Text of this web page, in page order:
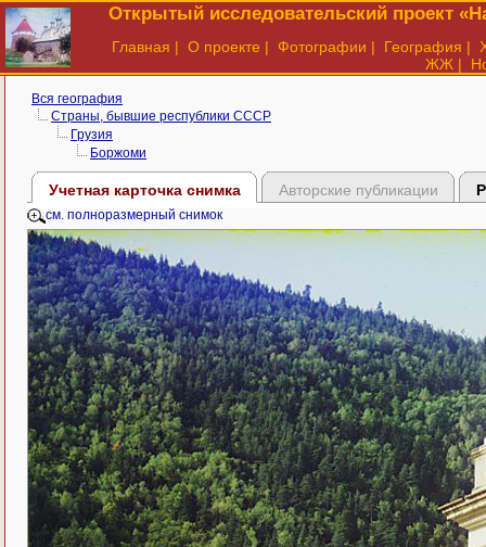
Открытый исследовательский проект
Главная | О проекте | Фотографии | География |
ЖЖ |
Вся география
Страны, бывшие республики СССР
Грузия
Боржоми
Учетная карточка снимка Авторские публикации
см. полноразмерный снимок